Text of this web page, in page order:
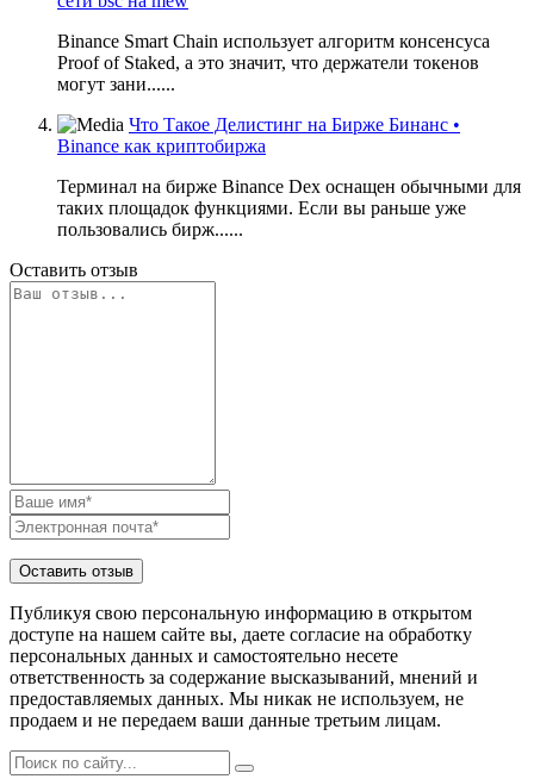
Binance Smart Chain использует алгоритм консенсуса
Proof of Staked, а это значит, что держатели токенов
могут зани......
Что Такое Делистинг на Бирже Бинанс •
Binance как криптобиржа
Терминал на бирже Binance Dex оснащен обычными для
таких площадок функциями. Если вы раньше уже
пользовались бирж......
Оставить отзыв
Публикуя свою персональную информацию в открытом
доступе на нашем сайте вы, даете согласие на обработку
персональных данных и самостоятельно несете
ответственность за содержание высказываний, мнений и
предоставляемых данных. Мы никак не используем, не
продаем и не передаем ваши данные третьим лицам.